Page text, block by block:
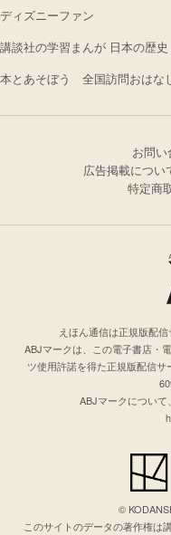
ディズニーファン
講談社の学習まんが 日本の歴史
本とあそぼう 全国訪問おはな
お問
広告掲載につい
特定商
えほん通信は正規版配
ABJマークは、この電子書店・
ツ使用許諾を得た正規版配信
ABJマークについて
©
このサイトのデータの著作権は